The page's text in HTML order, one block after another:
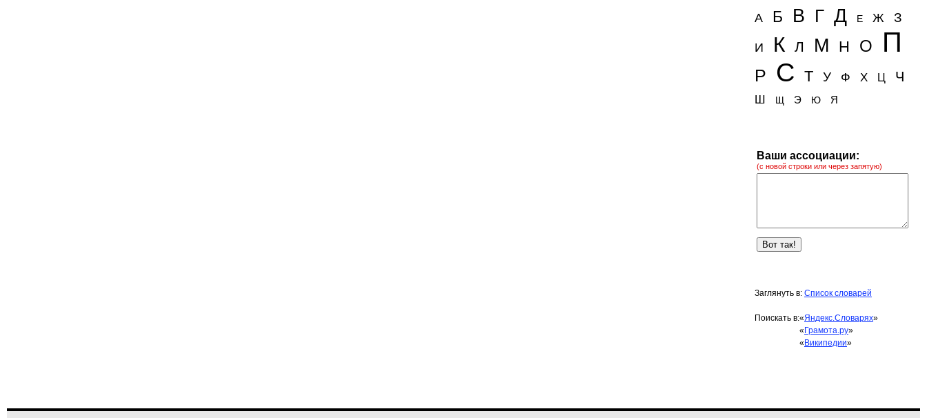
А
Б В Г Д Е Ж З
И К Л М Н О П
Р С Т У Ф Х Ц Ч
Ш Щ Э Ю Я
Ваши ассоциации:
(с новой строки или через запятую)
Заглянуть в: Список словарей
Поискать в:«Яндекс.Словарях»
« Грамота.ру»
« Википедии»